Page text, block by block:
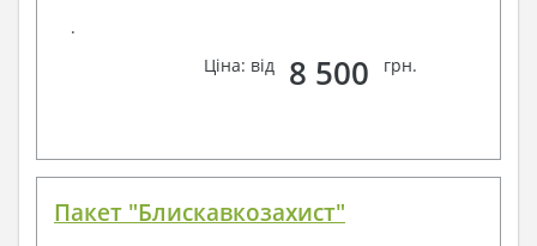
.
Ціна: від
8 500 грн.
Пакет "Блискавкозахист"